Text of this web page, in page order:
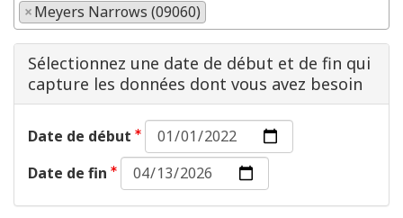
×Meyers Narrows (09060)
Sélectionnez une date de début et de fin qui
capture les données dont vous avez besoin
Date de début
Date
de
début :
Date
Date de fin
Date
de
fin :